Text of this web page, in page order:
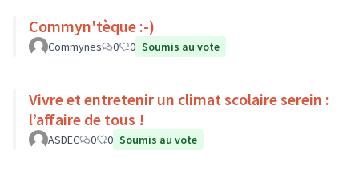
Commyn'tèque :-)
Commynes 0 0 Soumis au vote
Vivre et entretenir un climat scolaire serein :
l’affaire de tous !
ASDEC 0 0 Soumis au vote